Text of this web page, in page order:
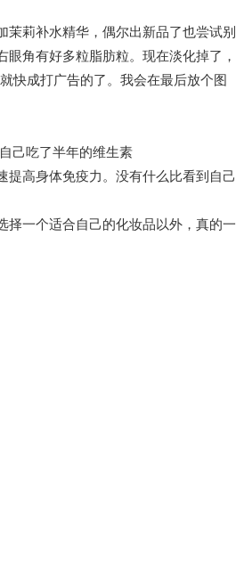
莉补水精华，偶尔出新品了也尝试别
角有好多粒脂肪粒。现在淡化掉了，
快成打广告的了。我会在最后放个图
己吃了半年的维生素
高身体免疫力。没有什么比看到自己
择一个适合自己的化妆品以外，真的一